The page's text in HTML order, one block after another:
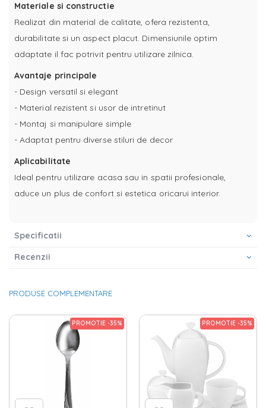
Materiale si constructie
Realizat din material de calitate, ofera rezistenta,
durabilitate si un aspect placut. Dimensiunile optim
adaptate il fac potrivit pentru utilizare zilnica.
Avantaje principale
- Design versatil si elegant
- Material rezistent si usor de intretinut
- Montaj si manipulare simple
- Adaptat pentru diverse stiluri de decor
Aplicabilitate
Ideal pentru utilizare acasa sau in spatii profesionale,
aduce un plus de confort si estetica oricarui interior.
Specificatii
Recenzii
PRODUSE COMPLEMENTARE
PROMOTIE -35% PROMOTIE -35%